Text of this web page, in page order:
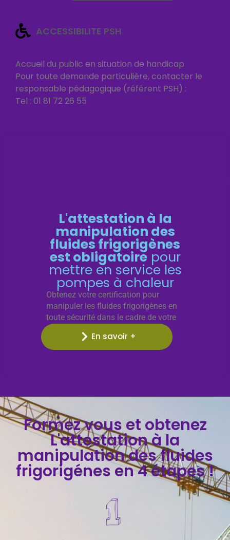
ACCESSIBILITE PSH
Accueil du public en situation de handicap
Pour toute demande particulière, contacter le
responsable pédagogique (référent PSH) :
Tel : 01 81 72 26 55
L'attestation à la
manipulation des
fluides frigorigènes
est obligatoirepour
mettre en service les
pompes à chaleur
Obtenez votre certification pour
manipuler les fluides frigorigènes en
toute sécurité dans le cadre de votre
activité professionnelle.
En savoir +
Formez vous et obtenez
L'attestation à la
manipulation des fluides
frigorigénes en 4 étapes !